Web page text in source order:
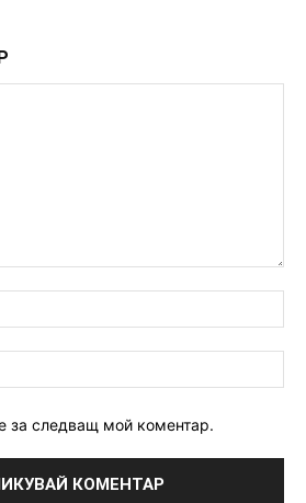
за следващ мой коментар.